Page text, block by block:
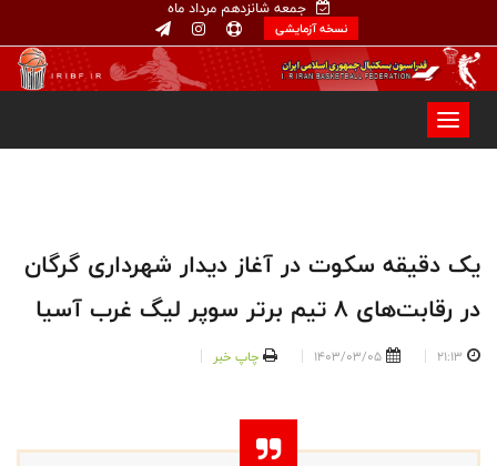
جمعه شانزدهم مرداد ماه
نسخه آزمایشی
یک دقیقه سکوت در آغاز دیدار شهرداری گرگان
در رقابت‌های ۸ تیم برتر سوپر لیگ غرب آسیا
21:13
1403/03/05 چاپ خبر